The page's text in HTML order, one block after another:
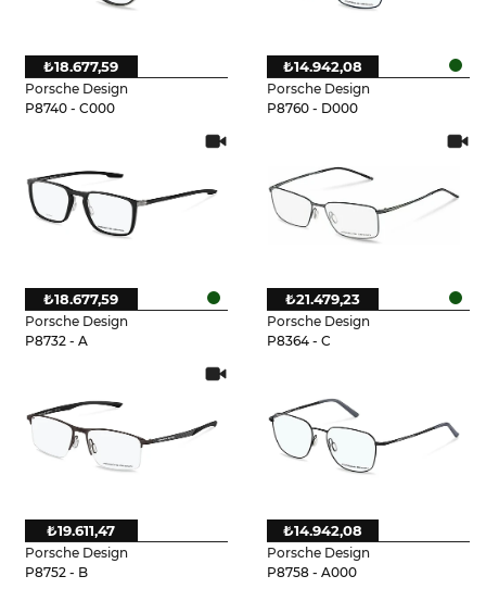
Porsche Design
P8740 - C000
₺18.677,59
Porsche Design
P8760 - D000
₺14.942,08
Porsche Design
P8732 - A
₺18.677,59
Porsche Design
P8364 - C
₺21.479,23
Porsche Design
P8752 - B
₺19.611,47
Porsche Design
P8758 - A000
₺14.942,08